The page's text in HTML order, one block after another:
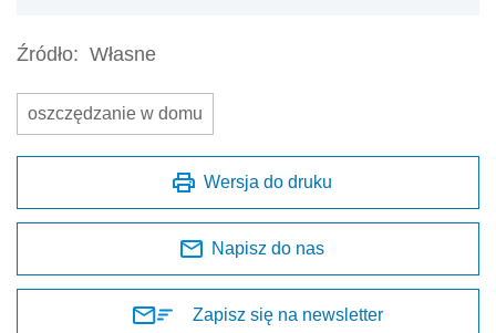
Źródło: Własne
oszczędzanie w domu
Wersja do druku
Napisz do nas
Zapisz się na newsletter